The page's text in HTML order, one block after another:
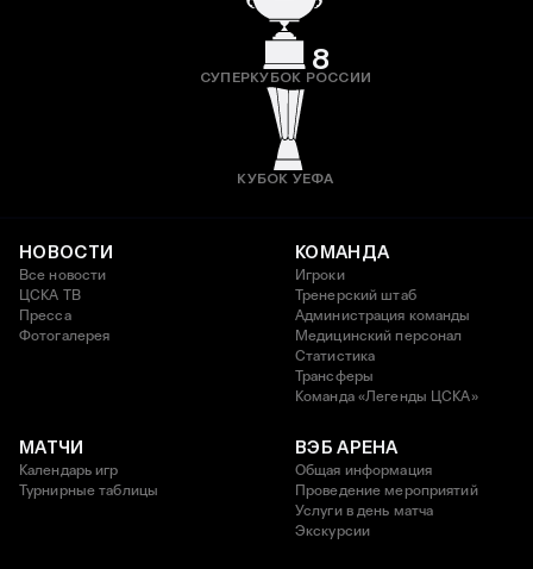
8
СУПЕРКУБОК РОССИИ
КУБОК УЕФА
НОВОСТИ
Все новости
ЦСКА ТВ
Пресса
Фотогалерея
КОМАНДА
Игроки
Тренерский штаб
Администрация команды
Медицинский персонал
Статистика
Трансферы
Команда «Легенды ЦСКА»
МАТЧИ
Календарь игр
Турнирные таблицы
ВЭБ АРЕНА
Общая информация
Проведение мероприятий
Услуги в день матча
Экскурсии